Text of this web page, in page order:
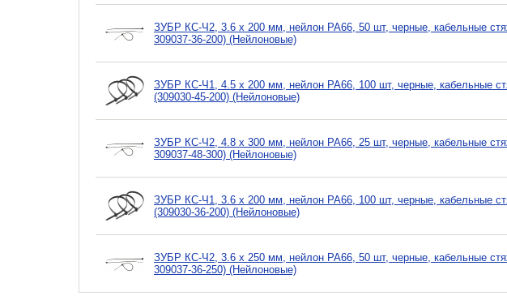
ЗУБР КС-Ч2, 3.6 x 200 мм, нейлон РА66, 50 шт, черные, кабельные
309037-36-200) (Нейлоновые)
ЗУБР КС-Ч1, 4.5 x 200 мм, нейлон РА66, 100 шт, черные, кабельные
(309030-45-200) (Нейлоновые)
ЗУБР КС-Ч2, 4.8 x 300 мм, нейлон РА66, 25 шт, черные, кабельные
309037-48-300) (Нейлоновые)
ЗУБР КС-Ч1, 3.6 x 200 мм, нейлон РА66, 100 шт, черные, кабельные
(309030-36-200) (Нейлоновые)
ЗУБР КС-Ч2, 3.6 x 250 мм, нейлон РА66, 50 шт, черные, кабельные
309037-36-250) (Нейлоновые)